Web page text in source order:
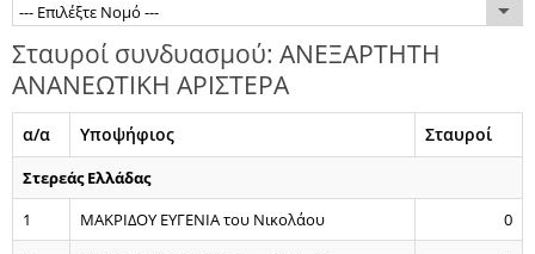
--- Επιλέξτε Νομό ---
Σταυροί συνδυασμού: ΑΝΕΞΑΡΤΗΤΗ
ΑΝΑΝΕΩΤΙΚΗ ΑΡΙΣΤΕΡΑ
α/α Υποψήφιος Σταυροί
Στερεάς Ελλάδας
1
ΜΑΚΡΙΔΟΥ ΕΥΓΕΝΙΑ του Νικολάου
0